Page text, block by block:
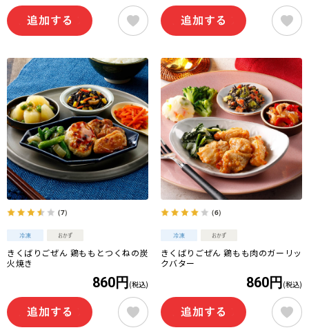
（7）
きくばりごぜん 鶏ももとつくねの炭
火焼き
860円 (税込)
（6）
きくばりごぜん 鶏もも肉のガーリッ
クバター
860円 (税込)